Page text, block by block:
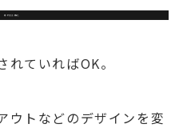
ていればOK。
ウトなどのデザインを変